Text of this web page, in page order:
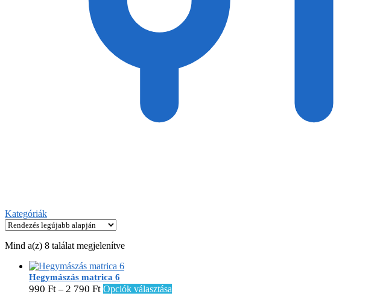
Kategóriák
Mind a(z) 8 találat megjelenítveSorted
Hegymászás matrica 6
990 Ft – 2 790 Ft Opciók választása